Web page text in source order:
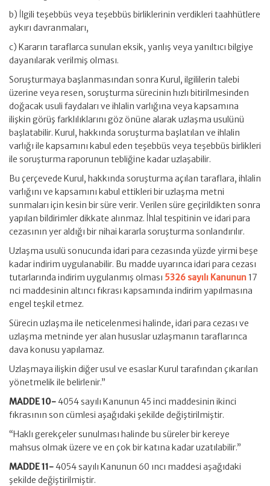
b) İlgili teşebbüs veya teşebbüs birliklerinin verdikleri taahhütlere
aykırı davranmaları,
c) Kararın taraflarca sunulan eksik, yanlış veya yanıltıcı bilgiye
dayanılarak verilmiş olması.
Soruşturmaya başlanmasından sonra Kurul, ilgililerin talebi
üzerine veya resen, soruşturma sürecinin hızlı bitirilmesinden
doğacak usuli faydaları ve ihlalin varlığına veya kapsamına
ilişkin görüş farklılıklarını göz önüne alarak uzlaşma usulünü
başlatabilir. Kurul, hakkında soruşturma başlatılan ve ihlalin
varlığı ile kapsamını kabul eden teşebbüs veya teşebbüs birlikleri
ile soruşturma raporunun tebliğine kadar uzlaşabilir.
Bu çerçevede Kurul, hakkında soruşturma açılan taraflara, ihlalin
varlığını ve kapsamını kabul ettikleri bir uzlaşma metni
sunmaları için kesin bir süre verir. Verilen süre geçirildikten sonra
yapılan bildirimler dikkate alınmaz. İhlal tespitinin ve idari para
cezasının yer aldığı bir nihai kararla soruşturma sonlandırılır.
Uzlaşma usulü sonucunda idari para cezasında yüzde yirmi beşe
kadar indirim uygulanabilir. Bu madde uyarınca idari para cezası
tutarlarında indirim uygulanmış olması 5326 sayılı Kanunun 17
nci maddesinin altıncı fıkrası kapsamında indirim yapılmasına
engel teşkil etmez.
Sürecin uzlaşma ile neticelenmesi halinde, idari para cezası ve
uzlaşma metninde yer alan hususlar uzlaşmanın taraflarınca
dava konusu yapılamaz.
Uzlaşmaya ilişkin diğer usul ve esaslar Kurul tarafından çıkarılan
yönetmelik ile belirlenir.”
MADDE 10- 4054 sayılı Kanunun 45 inci maddesinin ikinci
fıkrasının son cümlesi aşağıdaki şekilde değiştirilmiştir.
“Haklı gerekçeler sunulması halinde bu süreler bir kereye
mahsus olmak üzere ve en çok bir katına kadar uzatılabilir.”
MADDE 11- 4054 sayılı Kanunun 60 ıncı maddesi aşağıdaki
şekilde değiştirilmiştir.